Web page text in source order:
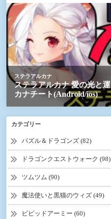
カテゴリー
パズル＆ドラゴンズ (82)
ドラゴンクエストウォーク (98)
ツムツム (90)
魔法使いと黒猫のウィズ (49)
ビビッドアーミー (60)